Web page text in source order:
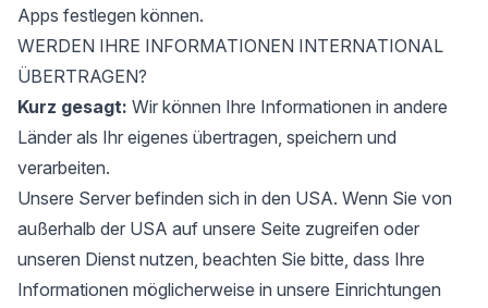
Apps festlegen können.
WERDEN IHRE INFORMATIONEN INTERNATIONAL
ÜBERTRAGEN?
Kurz gesagt: Wir können Ihre Informationen in andere
Länder als Ihr eigenes übertragen, speichern und
verarbeiten.
Unsere Server befinden sich in den USA. Wenn Sie von
außerhalb der USA auf unsere Seite zugreifen oder
unseren Dienst nutzen, beachten Sie bitte, dass Ihre
Informationen möglicherweise in unsere Einrichtungen